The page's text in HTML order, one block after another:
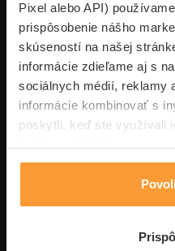
Pixel alebo API)
prispôsobenie nášho
skúseností na našej
informácie zdieľame aj s
sociálnych médií, reklamy
informácie kombinovať s
poskytli, keď ste využívali
Superpoistenie.sk
Informácie
Typy poistení
Volajte pon-
0850